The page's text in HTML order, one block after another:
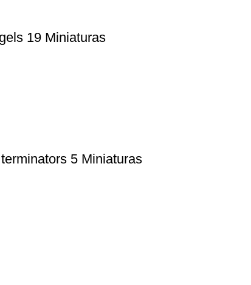
19 Miniaturas
5 Miniaturas